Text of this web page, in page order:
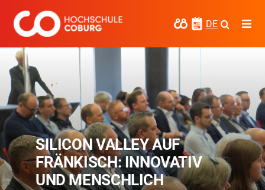
Inhalt
springen
DE
Studieren
Forschen
Kooperieren
Hochschule Coburg
Regionalentwicklung
SILICON VALLEY AUF
FRÄNKISCH: INNOVATIV
UND MENSCHLICH